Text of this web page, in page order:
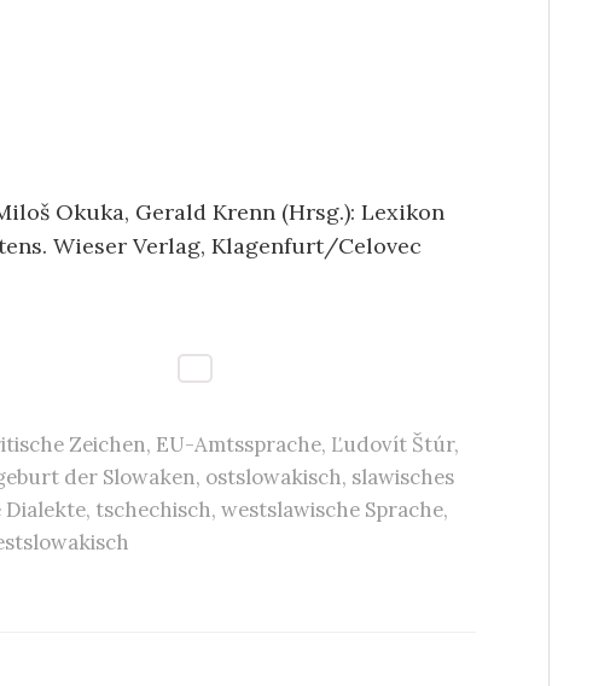
Okuka, Gerald Krenn (Hrsg.): Lexikon
Wieser Verlag, Klagenfurt/Celovec
Zeichen, EU-Amtssprache, Ľudovít Štúr,
der Slowaken, ostslowakisch, slawisches
Dialekte, tschechisch, westslawische Sprache,